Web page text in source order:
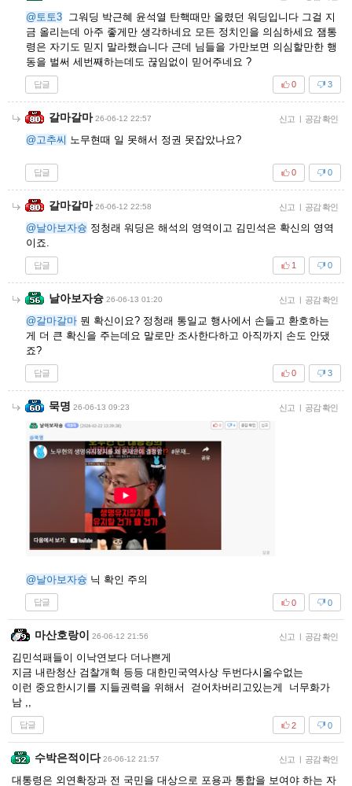
@토토3 그워딩 박근혜 윤석열 탄핵때만 올렸던 워딩입니다 그걸 지
금 올리는데 아주 좋게만 생각하네요 모든 정치인을 의심하세요 잼통
령은 자기도 믿지 말라했습니다 근데 님들을 가만보면 의심할만한 행
동을 벌써 세번째하는데도 끊임없이 믿어주네요 ?
답글 3
0
갈마갈마 26-06-12 22:57 신고 | 공감 확인
@고추씨 노무현때 일 못해서 정권 못잡았나요?
답글 0
0
갈마갈마 26-06-12 22:58 신고 | 공감 확인
@날아보자슝 정청래 워딩은 해석의 영역이고 김민석은 확신의 영역
이죠.
답글 0
1
날아보자슝 26-06-13 01:20 신고 | 공감 확인
@갈마갈마 뭔 확신이요? 정청래 통일교 행사에서 손들고 환호하는
게 더 큰 확신을 주는데요 말로만 조사한다하고 아직까지 손도 안댔
죠?
답글 3
0
묵명 26-06-13 09:23 신고 | 공감 확인
@날아보자슝 닉 확인 주의
답글 0
0
마산호랑이 26-06-12 21:56 신고 공감 확인
김민석패들이 이낙연보다 더나쁜게
지금 내란청산 검찰개혁 등등 대한민국역사상 두번다시올수없는
이런 중요한시기를 지들권력을 위해서 걷어차버리고있는게 너무화가
남 ,,
답글 0
2
수박은적이다 26-06-12 21:57 신고 공감 확인
대통령은 외연확장과 전 국민을 대상으로 포용과 통합을 보여야 하는 자